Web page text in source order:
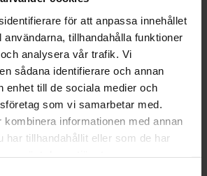
för att anpassa innehållet
användarna, tillhandahålla funktioner
analysera vår trafik. Vi
sådana identifierare och annan
enhet till de sociala medier och
som vi samarbetar med.
informationen med annan
har tillhandahållit eller som de har
varovasti nostellen.
pieniin kohokasvuokiin ja
200 asteessa 25 – 30 minuuttia. Älä
kypsentämisen aikana, etteivät
kasvisten ja hyvän leivän kanssa
lisäkkeenä.
ry